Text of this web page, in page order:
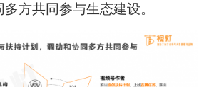
方共同参与生态建设。